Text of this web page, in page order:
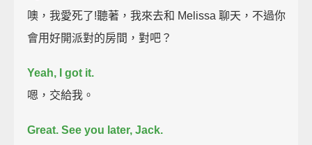
噢，我愛死了!聽著，我來去和 Melissa 聊天，不過你
會用好開派對的房間，對吧？
Yeah, I got it.
嗯，交給我。
Great. See you later, Jack.